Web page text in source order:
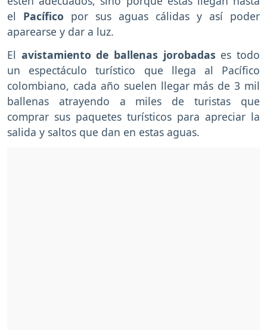
el Pacífico por sus aguas cálidas y así poder
aparearse y dar a luz.
El avistamiento de ballenas jorobadas es todo
un espectáculo turístico que llega al Pacífico
colombiano, cada año suelen llegar más de 3 mil
ballenas atrayendo a miles de turistas que
comprar sus paquetes turísticos para apreciar la
salida y saltos que dan en estas aguas.